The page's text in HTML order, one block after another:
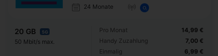
24 Monate
20 GB 5G
50 Mbit/s max.
Pro Monat
Handy Zuzahlung
Einmalig
14,99 €
7,00 €
6,99 €